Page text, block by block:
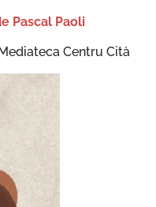
Pascal Paoli
Centru Cità